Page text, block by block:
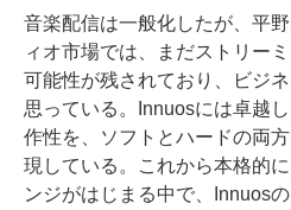
音楽配信は一般化したが、平
ィオ市場では、まだストリー
可能性が残されており、ビジ
思っている。Innuosには卓越
作性を、ソフトとハードの両
現している。これから本格的
ンジがはじまる中で、Innuos